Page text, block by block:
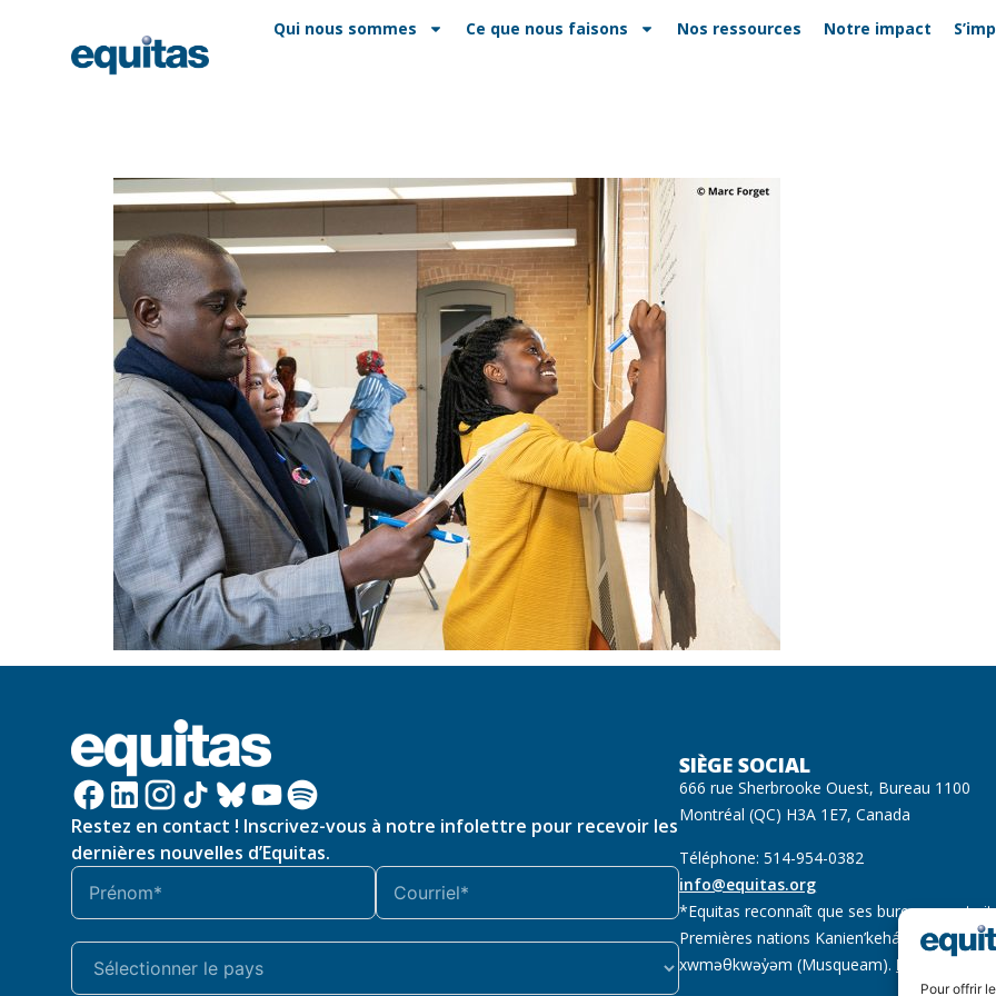
Pour offrir
Qui nous sommes Ce que nous faisons Nos ressources Notre impact
Restez en contact ! Inscrivez-vous à notre infolettre pour recevoir les
dernières nouvelles d’Equitas.
SIÈGE SOCIAL
666 rue Sherbrooke Ouest, Bureau 1100
Montréal (QC) H3A 1E7, Canada
Téléphone: 514-954-0382
info@equitas.org
*Equitas reconnaît que ses bureaux sont
Premières nations Kanien’kehá:ka
xwməθkwəy̓əm (Musqueam). Lire la suite